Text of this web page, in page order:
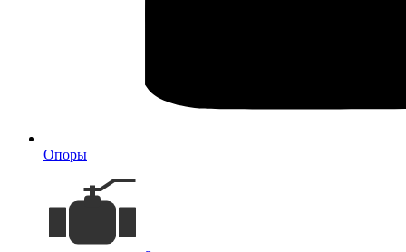
Опоры